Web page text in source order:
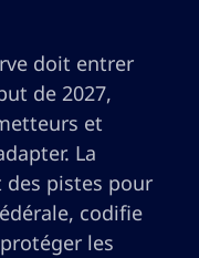
doit entrer
de 2027,
et
La
pistes pour
codifie
les